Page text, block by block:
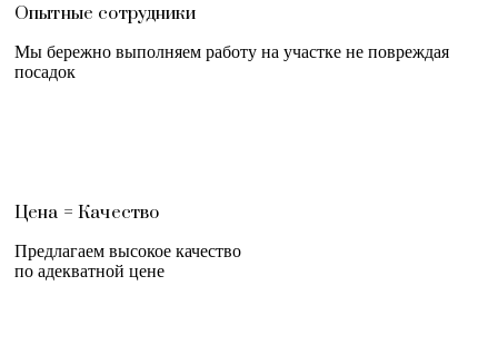
Опытные сотрудники
Мы бережно выполняем работу на участке не повреждая
посадок
Цена = Качество
Предлагаем высокое качество
по адекватной цене